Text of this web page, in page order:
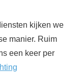
kijken we
manier. Ruim
een keer per